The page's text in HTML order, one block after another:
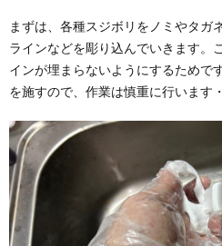
まずは、各種スジボリをノミやタガ
ラインなどを彫り込んでいきます。
インが埋まらないようにするためで
を施すので、作業は慎重に行います